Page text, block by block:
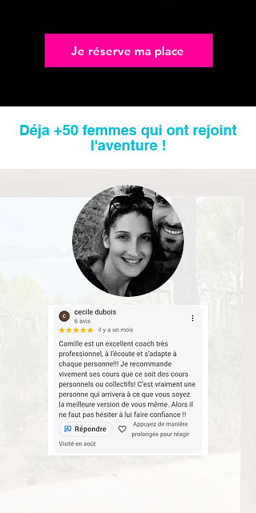
Je réserve ma place
Déja +50 femmes qui ont rejoint
l'aventure !